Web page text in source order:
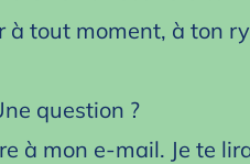
à tout moment, à ton
question ?
à mon e‑mail. Je te